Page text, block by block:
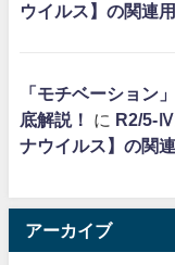
ウイルス】の関連
「モチベーション
底解説！
に R2/5-Ⅳ
ナウイルス】の関
アーカイブ